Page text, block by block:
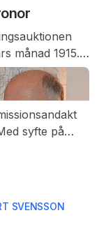
månad 1915.
här om dagen.
som efter
kom långväga
där kateder
syfte på
SVENSSON